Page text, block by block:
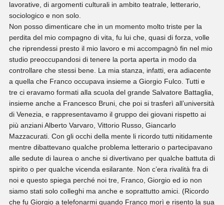
lavorative, di argomenti culturali in ambito teatrale, letterario,
sociologico e non solo.
Non posso dimenticare che in un momento molto triste per la
perdita del mio compagno di vita, fu lui che, quasi di forza, volle
che riprendessi presto il mio lavoro e mi accompagnò fin nel mio
studio preoccupandosi di tenere la porta aperta in modo da
controllare che stessi bene. La mia stanza, infatti, era adiacente
a quella che Franco occupava insieme a Giorgio Fulco. Tutti e
tre ci eravamo formati alla scuola del grande Salvatore Battaglia,
insieme anche a Francesco Bruni, che poi si trasferì all’università
di Venezia, e rappresentavamo il gruppo dei giovani rispetto ai
più anziani Alberto Varvaro, Vittorio Russo, Giancarlo
Mazzacurati. Con gli occhi della mente li ricordo tutti nitidamente
mentre dibattevano qualche problema letterario o partecipavano
alle sedute di laurea o anche si divertivano per qualche battuta di
spirito o per qualche vicenda esilarante. Non c’era rivalità fra di
noi e questo spiega perché noi tre, Franco, Giorgio ed io non
siamo stati solo colleghi ma anche e soprattutto amici. (Ricordo
che fu Giorgio a telefonarmi quando Franco morì e risento la sua